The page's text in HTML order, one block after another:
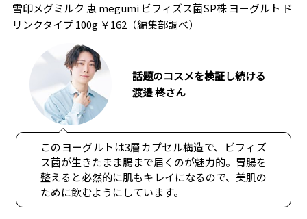
雪印メグミルク 恵 megumi ビフィズス菌SP株 ヨーグルト ド
リンクタイプ 100g ￥162（編集部調べ）
話題のコスメを検証し続ける
渡邉 柊さん
このヨーグルトは3層カプセル構造で、ビフィズ
ス菌が生きたまま腸まで届くのが魅力的。胃腸を
整えると必然的に肌もキレイになるので、美肌の
ために飲むようにしています。